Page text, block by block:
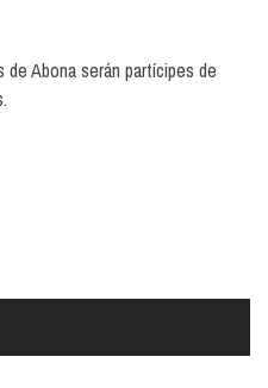
Abona serán partícipes de